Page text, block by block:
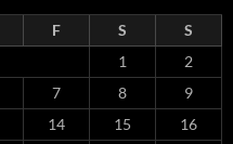
F S
S
1
2
7 8
9
14 15
16